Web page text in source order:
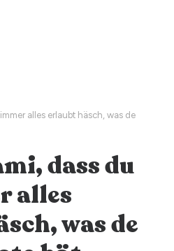
alles erlaubt häsch, was de
dass du
alles
was de